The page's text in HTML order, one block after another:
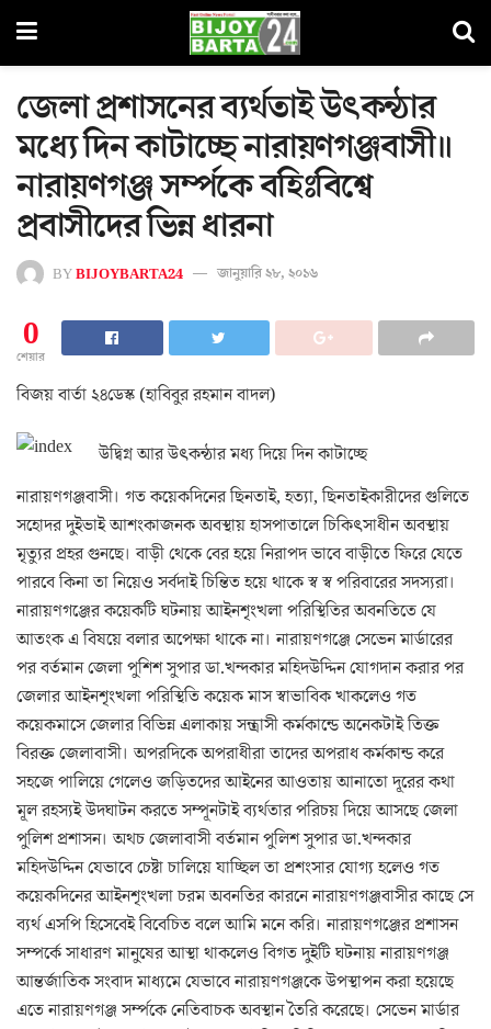
জেলা প্রশাসনের ব্যর্থতাই উৎকন্ঠার
মধ্যে দিন কাটাচ্ছে নারায়ণগঞ্জবাসী॥
নারায়ণগঞ্জ সর্ম্পকে বহিঃবিশ্বে
প্রবাসীদের ভিন্ন ধারনা
BYBIJOYBARTA24 জানুয়ারি ২৮, ২০১৬
0
শেয়ার
বিজয় বার্তা ২৪ডেস্ক (হাবিবুর রহমান বাদল)
উদ্বিগ্ন আর উৎকন্ঠার মধ্য দিয়ে দিন কাটাচ্ছে
নারায়ণগঞ্জবাসী। গত কয়েকদিনের ছিনতাই, হত্যা, ছিনতাইকারীদের গুলিতে
সহোদর দুইভাই আশংকাজনক অবস্থায় হাসপাতালে চিকিৎসাধীন অবস্থায়
মৃত্যুর প্রহর গুনছে। বাড়ী থেকে বের হয়ে নিরাপদ ভাবে বাড়ীতে ফিরে যেতে
পারবে কিনা তা নিয়েও সর্বদাই চিন্তিত হয়ে থাকে স্ব স্ব পরিবারের সদস্যরা।
নারায়ণগঞ্জের কয়েকটি ঘটনায় আইনশৃংখলা পরিস্থিতির অবনতিতে যে
আতংক এ বিষয়ে বলার অপেক্ষা থাকে না। নারায়ণগঞ্জে সেভেন মার্ডারের
পর বর্তমান জেলা পুশিশ সুপার ডা.খন্দকার মহিদউদ্দিন যোগদান করার পর
জেলার আইনশৃংখলা পরিস্থিতি কয়েক মাস স্বাভাবিক খাকলেও গত
কয়েকমাসে জেলার বিভিন্ন এলাকায় সন্ত্রাসী কর্মকান্ডে অনেকটাই তিক্ত
বিরক্ত জেলাবাসী। অপরদিকে অপরাধীরা তাদের অপরাধ কর্মকান্ড করে
সহজে পালিয়ে গেলেও জড়িতদের আইনের আওতায় আনাতো দূরের কথা
মূল রহস্যই উদঘাটন করতে সম্পূনটাই ব্যর্থতার পরিচয় দিয়ে আসছে জেলা
পুলিশ প্রশাসন। অথচ জেলাবাসী বর্তমান পুলিশ সুপার ডা.খন্দকার
মহিদউদ্দিন যেভাবে চেষ্টা চালিয়ে যাচ্ছিল তা প্রশংসার যোগ্য হলেও গত
কয়েকদিনের আইনশৃংখলা চরম অবনতির কারনে নারায়ণগঞ্জবাসীর কাছে সে
ব্যর্থ এসপি হিসেবেই বিবেচিত বলে আমি মনে করি। নারায়ণগঞ্জের প্রশাসন
সম্পর্কে সাধারণ মানুষের আস্থা থাকলেও বিগত দুইটি ঘটনায় নারায়ণগঞ্জ
আন্তর্জাতিক সংবাদ মাধ্যমে যেভাবে নারায়ণগঞ্জকে উপস্থাপন করা হয়েছে
এতে নারায়ণগঞ্জ সর্ম্পকে নেতিবাচক অবস্থান তৈরি করেছে। সেভেন মার্ডার